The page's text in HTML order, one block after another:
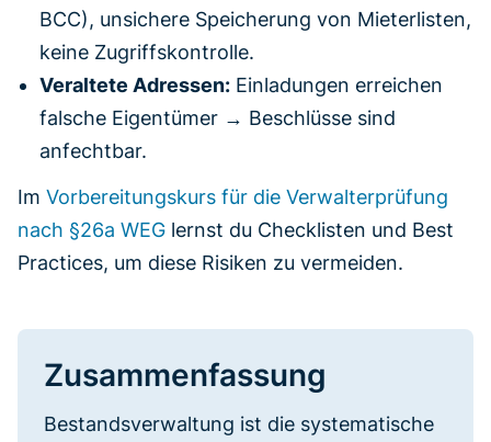
BCC), unsichere Speicherung von Mieterlisten,
keine Zugriffskontrolle.
Veraltete Adressen: Einladungen erreichen
falsche Eigentümer → Beschlüsse sind
anfechtbar.
Im Vorbereitungskurs für die Verwalterprüfung
nach §26a WEG lernst du Checklisten und Best
Practices, um diese Risiken zu vermeiden.
Zusammenfassung
Bestandsverwaltung ist die systematische